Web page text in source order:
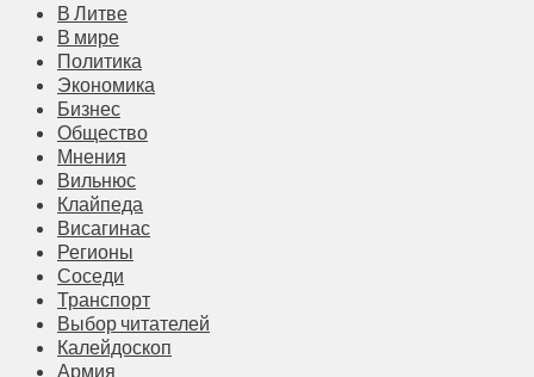
В Литве
В мире
Политика
Экономика
Бизнес
Общество
Мнения
Вильнюс
Клайпеда
Висагинас
Регионы
Соседи
Транспорт
Выбор читателей
Калейдоскоп
Армия